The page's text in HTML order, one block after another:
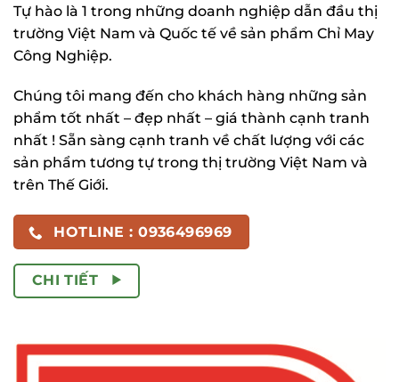
Tự hào là 1 trong những doanh nghiệp dẫn đầu thị
trường Việt Nam và Quốc tế về sản phẩm Chỉ May
Công Nghiệp.
Chúng tôi mang đến cho khách hàng những sản
phẩm tốt nhất – đẹp nhất – giá thành cạnh tranh
nhất ! Sẵn sàng cạnh tranh về chất lượng với các
sản phẩm tương tự trong thị trường Việt Nam và
trên Thế Giới.
HOTLINE : 0936496969
CHI TIẾT